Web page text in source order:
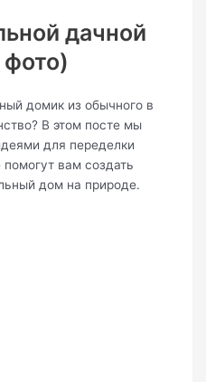
дачной
домик из обычного в
В этом посте мы
для переделки
помогут вам создать
дом на природе.